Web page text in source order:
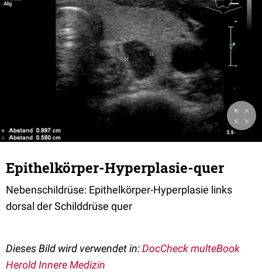
Epithelkörper-Hyperplasie-quer
Nebenschildrüse: Epithelkörper-Hyperplasie links
dorsal der Schilddrüse quer
Dieses Bild wird verwendet in:DocCheck multeBook
Herold Innere Medizin